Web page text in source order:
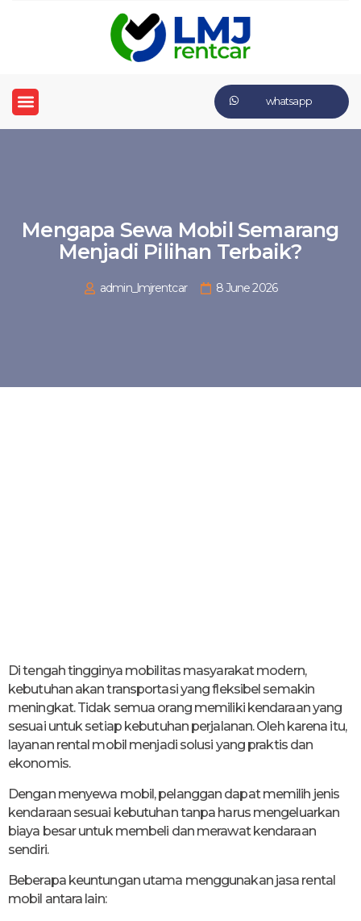
whatsapp
Mengapa Sewa Mobil Semarang
Menjadi Pilihan Terbaik?
admin_lmjrentcar 8 June 2026
Di tengah tingginya mobilitas masyarakat modern,
kebutuhan akan transportasi yang fleksibel semakin
meningkat. Tidak semua orang memiliki kendaraan yang
sesuai untuk setiap kebutuhan perjalanan. Oleh karena itu,
layanan rental mobil menjadi solusi yang praktis dan
ekonomis.
Dengan menyewa mobil, pelanggan dapat memilih jenis
kendaraan sesuai kebutuhan tanpa harus mengeluarkan
biaya besar untuk membeli dan merawat kendaraan
sendiri.
Beberapa keuntungan utama menggunakan jasa rental
mobil antara lain: